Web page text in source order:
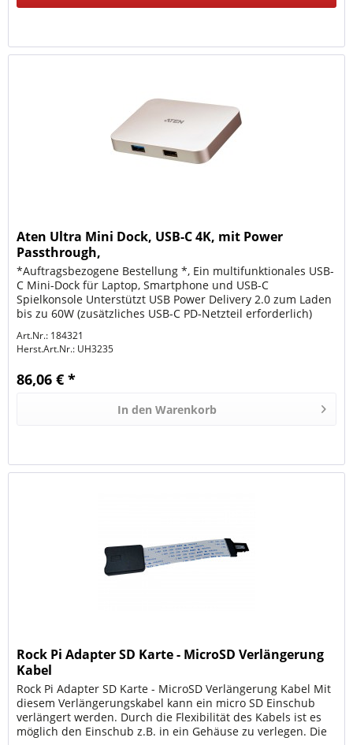
Aten Ultra Mini Dock, USB-C 4K, mit Power
Passthrough,
*Auftragsbezogene Bestellung *, Ein multifunktionales USB-
C Mini-Dock für Laptop, Smartphone und USB-C
Spielkonsole Unterstützt USB Power Delivery 2.0 zum Laden
bis zu 60W (zusätzliches USB-C PD-Netzteil erforderlich)
Art.Nr.: 184321
Herst.Art.Nr.: UH3235
86,06 € *
In den Warenkorb
Rock Pi Adapter SD Karte - MicroSD Verlängerung
Kabel
Rock Pi Adapter SD Karte - MicroSD Verlängerung Kabel Mit
diesem Verlängerungskabel kann ein micro SD Einschub
verlängert werden. Durch die Flexibilität des Kabels ist es
möglich den Einschub z.B. in ein Gehäuse zu verlegen. Die